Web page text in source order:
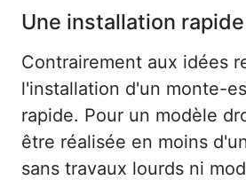
Une installation
Contrairement aux idées
l'installation d'un monte-
rapide. Pour un modèle
être réalisée en moins
sans travaux lourds ni